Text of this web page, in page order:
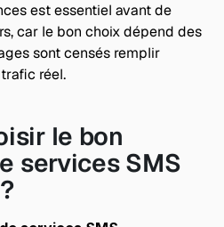
est essentiel avant de
car le bon choix dépend des
sont censés remplir
réel.
le bon
services SMS